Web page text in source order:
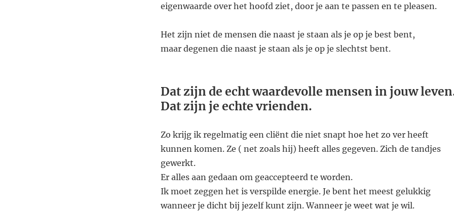
eigenwaarde over het hoofd ziet, door je aan te passen en te pleasen.
Het zijn niet de mensen die naast je staan als je op je best bent,
maar degenen die naast je staan als je op je slechtst bent.
Dat zijn de echt waardevolle mensen in jouw
Dat zijn je echte vrienden.
Zo krijg ik regelmatig een cliënt die niet snapt hoe het zo ver heeft
kunnen komen. Ze ( net zoals hij) heeft alles gegeven. Zich de tandjes
gewerkt.
Er alles aan gedaan om geaccepteerd te worden.
Ik moet zeggen het is verspilde energie. Je bent het meest gelukkig
wanneer je dicht bij jezelf kunt zijn. Wanneer je weet wat je wil.